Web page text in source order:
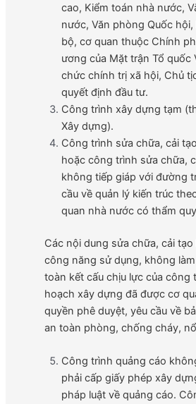
cao, Kiểm toán nhà nước,
nước, Văn phòng Quốc
bộ, cơ quan thuộc Chính
ương của Mặt trận Tổ quốc
chức chính trị xã hội, Chủ
quyết định đầu tư.
Công trình xây dựng tạm
Xây dựng).
Công trình sửa chữa, cải
hoặc công trình sửa chữa,
không tiếp giáp với đường
cầu về quản lý kiến trúc
quan nhà nước có thẩm
Các nội dung sửa chữa, cải
công năng sử dụng, không
toàn kết cấu chịu lực của công
hoạch xây dựng đã được cơ
quyền phê duyệt, yêu cầu về
an toàn phòng, chống cháy,
Công trình quảng cáo
phải cấp giấy phép xây
pháp luật về quảng cáo.